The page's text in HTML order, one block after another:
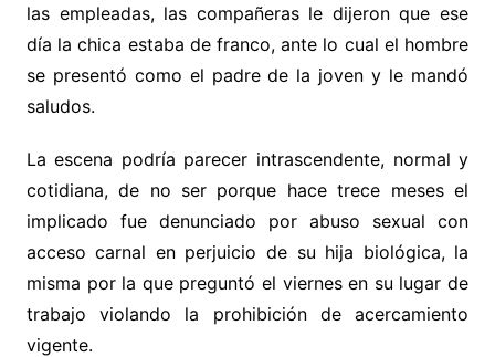
las empleadas, las compañeras le dijeron que ese
día la chica estaba de franco, ante lo cual el hombre
se presentó como el padre de la joven y le mandó
saludos.
La escena podría parecer intrascendente, normal y
cotidiana, de no ser porque hace trece meses el
implicado fue denunciado por abuso sexual con
acceso carnal en perjuicio de su hija biológica, la
misma por la que preguntó el viernes en su lugar de
trabajo violando la prohibición de acercamiento
vigente.